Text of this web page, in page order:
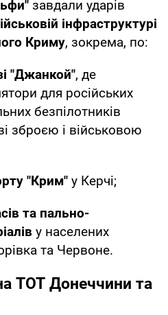
завдали ударів
інфраструктурі
Криму, зокрема, по:
"Джанкой", де
для російських
безпілотників
зброєю і військовою
"Крим" у Керчі;
та пально-
у населених
та Червоне.
ТОТ Донеччини та